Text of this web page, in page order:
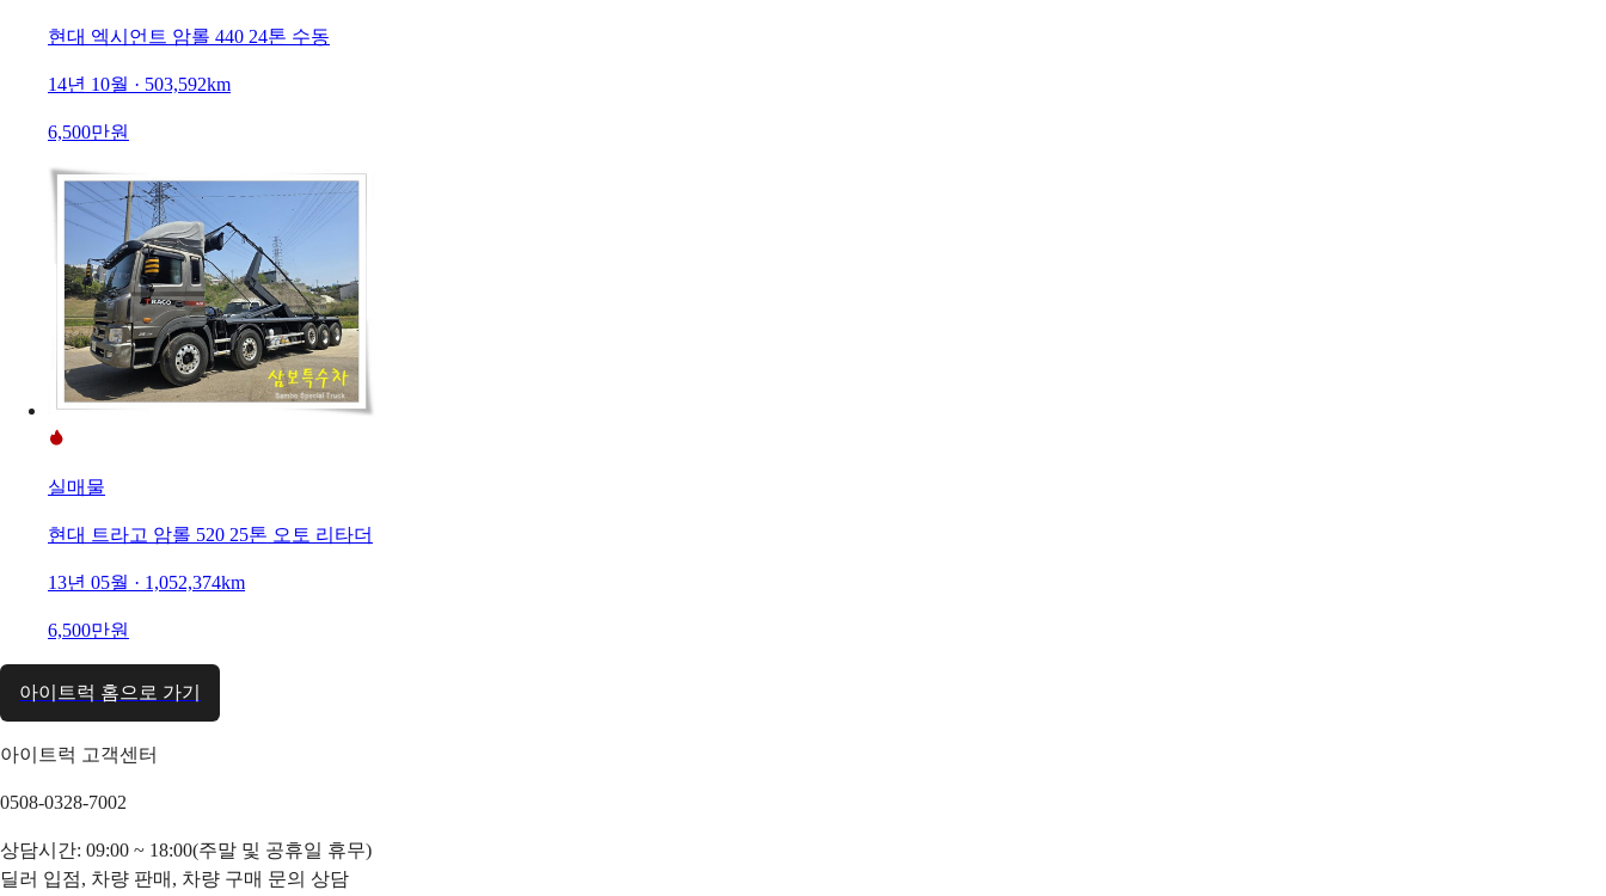
현대 엑시언트 암롤 440 24톤 수동
14년 10월 · 503,592km
6,500만원
실매물
현대 트라고 암롤 520 25톤 오토 리타더
13년 05월 · 1,052,374km
6,500만원
아이트럭 홈으로 가기
아이트럭 고객센터
0508-0328-7002
상담시간: 09:00 ~ 18:00(주말 및 공휴일 휴무)
딜러 입점, 차량 판매, 차량 구매 문의 상담